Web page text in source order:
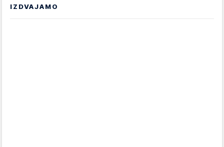
IZDVAJAMO